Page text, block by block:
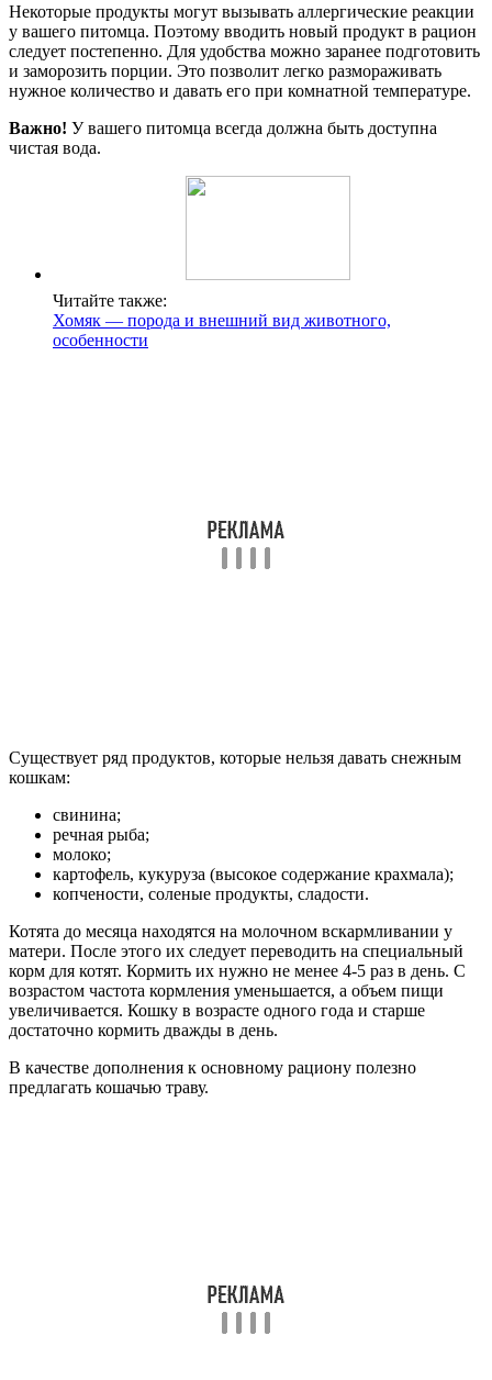
Некоторые продукты могут вызывать аллергические реакции
у вашего питомца. Поэтому вводить новый продукт в рацион
следует постепенно. Для удобства можно заранее подготовить
и заморозить порции. Это позволит легко размораживать
нужное количество и давать его при комнатной температуре.
Важно! У вашего питомца всегда должна быть доступна
чистая вода.
Читайте также:
Хомяк — порода и внешний вид животного,
особенности
Существует ряд продуктов, которые нельзя давать снежным
кошкам:
свинина;
речная рыба;
молоко;
картофель, кукуруза (высокое содержание крахмала);
копчености, соленые продукты, сладости.
Котята до месяца находятся на молочном вскармливании у
матери. После этого их следует переводить на специальный
корм для котят. Кормить их нужно не менее 4-5 раз в день. С
возрастом частота кормления уменьшается, а объем пищи
увеличивается. Кошку в возрасте одного года и старше
достаточно кормить дважды в день.
В качестве дополнения к основному рациону полезно
предлагать кошачью траву.